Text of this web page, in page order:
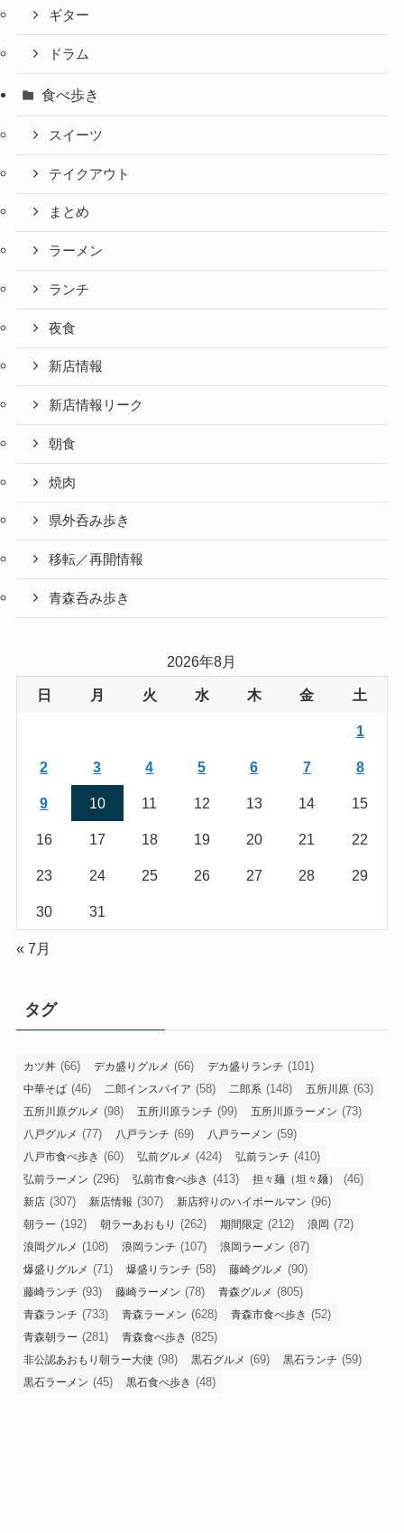
ギター
ドラム
食べ歩き
スイーツ
テイクアウト
まとめ
ラーメン
ランチ
夜食
新店情報
新店情報リーク
朝食
焼肉
県外呑み歩き
移転／再開情報
青森呑み歩き
2026年8月
日 月 火 水 木 金 土
1
2 3 4 5 6 7 8
9 10 11 12 13 14 15
16 17 18 19 20 21 22
23 24 25 26 27 28 29
30 31
« 7月
タグ
カツ丼 (66) デカ盛りグルメ (66) デカ盛りランチ (101)
中華そば (46) 二郎インスパイア (58) 二郎系 (148) 五所川原 (63)
五所川原グルメ (98) 五所川原ランチ (99) 五所川原ラーメン (73)
八戸グルメ (77) 八戸ランチ (69) 八戸ラーメン (59)
八戸市食べ歩き (60) 弘前グルメ (424) 弘前ランチ (410)
弘前ラーメン (296) 弘前市食べ歩き (413) 担々麺（坦々麺） (46)
新店 (307) 新店情報 (307) 新店狩りのハイボールマン (96)
朝ラー (192) 朝ラーあおもり (262) 期間限定 (212) 浪岡 (72)
浪岡グルメ (108) 浪岡ランチ (107) 浪岡ラーメン (87)
爆盛りグルメ (71) 爆盛りランチ (58) 藤崎グルメ (90)
藤崎ランチ (93) 藤崎ラーメン (78) 青森グルメ (805)
青森ランチ (733) 青森ラーメン (628) 青森市食べ歩き (52)
青森朝ラー (281) 青森食べ歩き (825)
非公認あおもり朝ラー大使 (98) 黒石グルメ (69) 黒石ランチ (59)
黒石ラーメン (45) 黒石食べ歩き (48)